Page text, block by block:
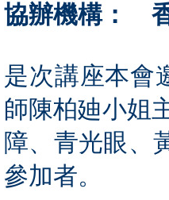
協辦機構：
是次講座本會
師陳柏廸小姐
障、青光眼、
參加者。